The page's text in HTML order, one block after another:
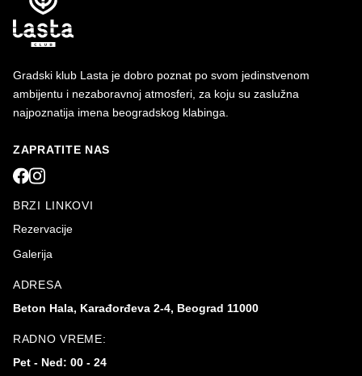
Gradski klub Lasta je dobro poznat po svom jedinstvenom
ambijentu i nezaboravnoj atmosferi, za koju su zaslužna
najpoznatija imena beogradskog klabinga.
ZAPRATITE NAS
BRZI LINKOVI
Rezervacije
Galerija
ADRESA
Beton Hala, Karađorđeva 2-4, Beograd 11000
RADNO VREME:
Pet - Ned: 00 - 24